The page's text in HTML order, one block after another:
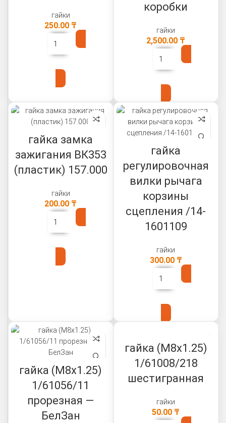
гайки
250.00 ₸
коробки
гайки
2,500.00 ₸
гайка замка
зажигания ВК353
(пластик) 157.000
гайки
200.00 ₸
гайка
регулировочная
вилки рычага
корзины
сцепления /14-
1601109
гайки
300.00 ₸
гайка (М8х1.25)
1/61056/11
прорезная —
БелЗан
гайка (М8х1.25)
1/61008/218
шестигранная
гайки
50.00 ₸